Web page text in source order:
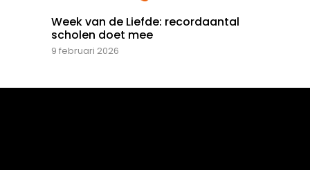
Week van de Liefde: recordaantal
scholen doet mee
9 februari 2026